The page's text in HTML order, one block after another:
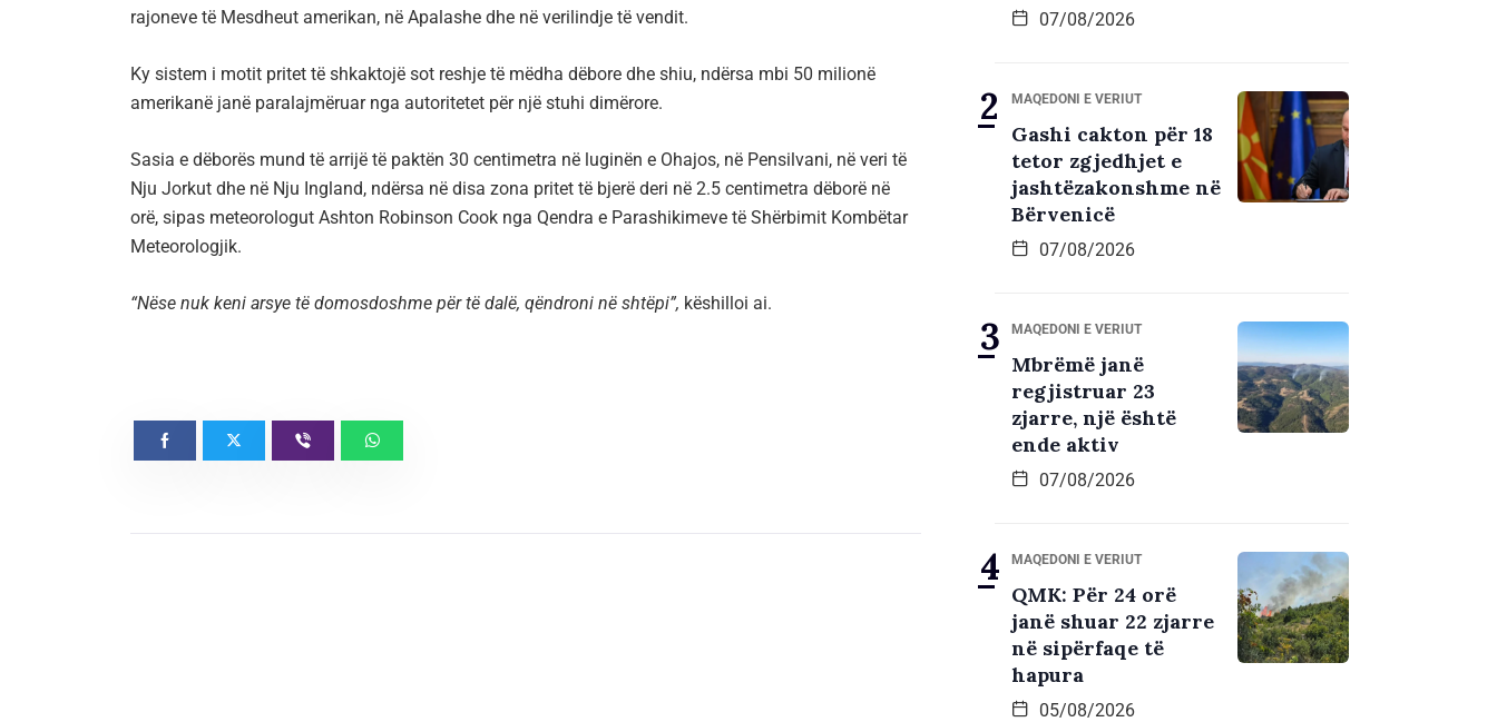
rajoneve të Mesdheut amerikan, në Apalashe dhe në verilindje të vendit.
Ky sistem i motit pritet të shkaktojë sot reshje të mëdha dëbore dhe shiu, ndërsa mbi 50 milionë
amerikanë janë paralajmëruar nga autoritetet për një stuhi dimërore.
Sasia e dëborës mund të arrijë të paktën 30 centimetra në luginën e Ohajos, në Pensilvani, në veri të
Nju Jorkut dhe në Nju Ingland, ndërsa në disa zona pritet të bjerë deri në 2.5 centimetra dëborë në
orë, sipas meteorologut Ashton Robinson Cook nga Qendra e Parashikimeve të Shërbimit Kombëtar
Meteorologjik.
“Nëse nuk keni arsye të domosdoshme për të dalë, qëndroni në shtëpi”, këshilloi ai.
07/08/2026
MAQEDONI E VERIUT
Gashi cakton për 18
tetor zgjedhjet e
jashtëzakonshme në
Bërvenicë
07/08/2026
MAQEDONI E VERIUT
Mbrëmë janë
regjistruar 23
zjarre, një është
ende aktiv
07/08/2026
MAQEDONI E VERIUT
QMK: Për 24 orë
janë shuar 22 zjarre
në sipërfaqe të
hapura
05/08/2026